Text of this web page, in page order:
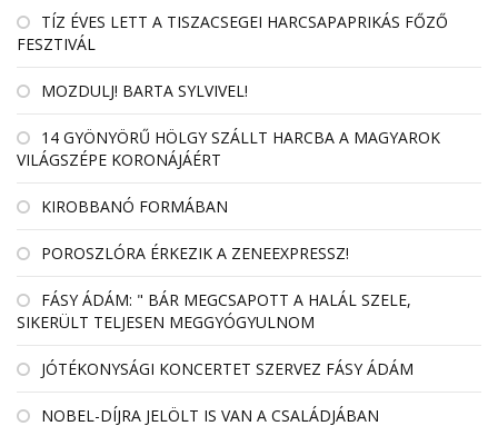
TÍZ ÉVES LETT A TISZACSEGEI HARCSAPAPRIKÁS FŐZŐ
FESZTIVÁL
MOZDULJ! BARTA SYLVIVEL!
14 GYÖNYÖRŰ HÖLGY SZÁLLT HARCBA A MAGYAROK
VILÁGSZÉPE KORONÁJÁÉRT
KIROBBANÓ FORMÁBAN
POROSZLÓRA ÉRKEZIK A ZENEEXPRESSZ!
FÁSY ÁDÁM: " BÁR MEGCSAPOTT A HALÁL SZELE,
SIKERÜLT TELJESEN MEGGYÓGYULNOM
JÓTÉKONYSÁGI KONCERTET SZERVEZ FÁSY ÁDÁM
NOBEL-DÍJRA JELÖLT IS VAN A CSALÁDJÁBAN